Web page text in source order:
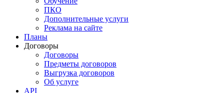
ПКО
Дополнительные услуги
Реклама на сайте
Планы
Договоры
Договоры
Предметы договоров
Выгрузка договоров
Об услуге
API